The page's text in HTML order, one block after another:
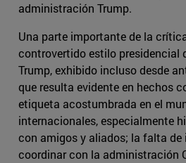
administración Trump.
Una parte importante de la
controvertido estilo presidencial
Trump, exhibido incluso desde
que resulta evidente en hechos
etiqueta acostumbrada en el
internacionales, especialmente
con amigos y aliados; la falta de
coordinar con la administración